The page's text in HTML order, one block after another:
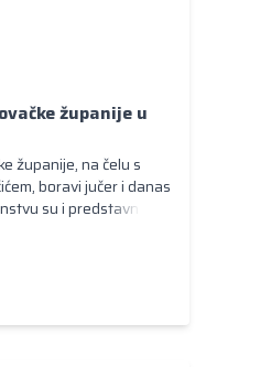
županije u
županije, na čelu s
boravi jučer i danas
su i predstavnici
Rese, s
Boljarem i